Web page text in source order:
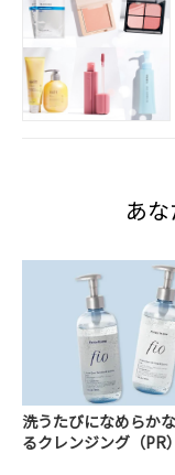
あ
洗うたびになめらか
るクレンジング（PR）